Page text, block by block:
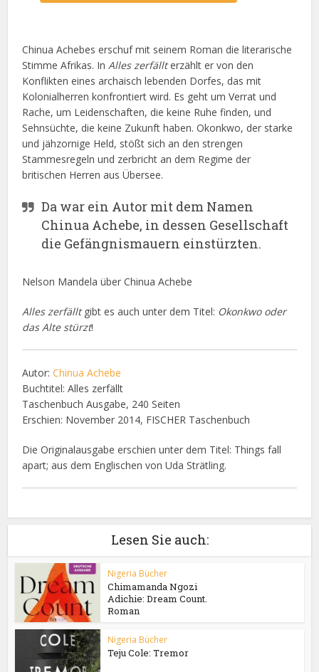
Chinua Achebes erschuf mit seinem Roman die literarische
Stimme Afrikas. InAlles zerfällterzählt er von den
Konflikten eines archaisch lebenden Dorfes, das mit
Kolonialherren konfrontiert wird. Es geht um Verrat und
Rache, um Leidenschaften, die keine Ruhe finden, und
Sehnsüchte, die keine Zukunft haben. Okonkwo, der starke
und jähzornige Held, stößt sich an den strengen
Stammesregeln und zerbricht an dem Regime der
britischen Herren aus Übersee.
Da war ein Autor mit dem Namen
Chinua Achebe, in dessen Gesellschaft
die Gefängnismauern einstürzten.
Nelson Mandela über Chinua Achebe
Alles zerfälltgibt es auch unter dem Titel: Okonkwo oder
das Alte stürzt!
Autor:Chinua Achebe
Buchtitel: Alles zerfällt
Taschenbuch Ausgabe, 240 Seiten
Erschien: November 2014, FISCHER Taschenbuch
Die Originalausgabe erschien unter dem Titel: Things fall
apart; aus dem Englischen von Uda Strätling.
Lesen Sie auch:
Nigeria Bücher
Chimamanda Ngozi
Adichie: Dream Count.
Roman
Nigeria Bücher
Teju Cole: Tremor